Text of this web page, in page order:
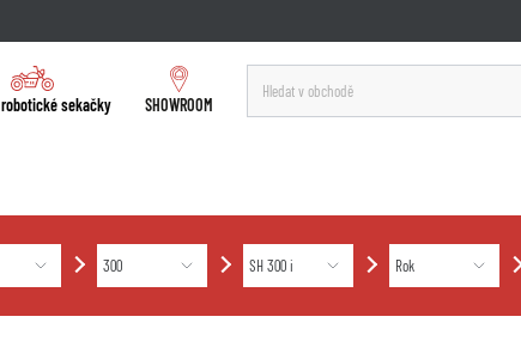
sekačky SHOWROOM